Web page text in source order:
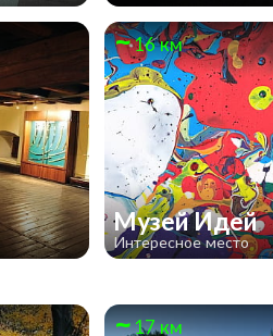
16 км
Музей Идей
Интересное место
17 км